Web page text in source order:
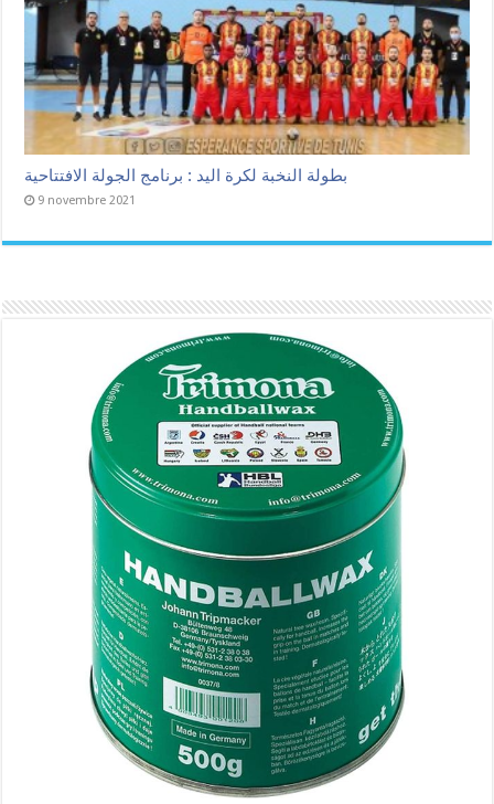
بطولة النخبة لكرة اليد : برنامج الجولة الافتتاحية
9 novembre 2021